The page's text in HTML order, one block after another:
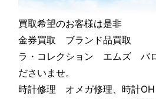
買取希望のお客様は是非
金券買取 ブランド品買取
ラ・コレクション エムズ バ
ださいませ。
時計修理 オメガ修理、時計OH